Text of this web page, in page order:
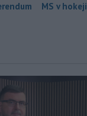
MS v hokeji